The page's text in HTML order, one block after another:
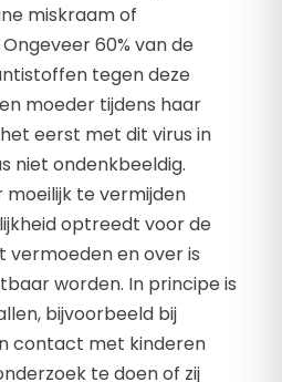
miskraam of
60% van de
tegen deze
moeder tijdens haar
eerst met dit virus in
niet ondenkbeeldig.
te vermijden
optreedt voor de
vermoeden en over is
worden. In principe is
bijvoorbeeld bij
contact met kinderen
te doen of zij